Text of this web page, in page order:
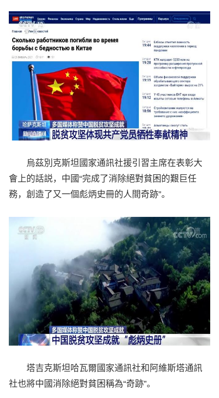
烏茲別克斯坦國家通訊社援引習主席在表彰大
會上的話説，中國“完成了消除絕對貧困的艱巨任
務，創造了又一個彪炳史冊的人間奇跡”。
塔吉克斯坦哈瓦爾國家通訊社和阿維斯塔通訊
社也將中國消除絕對貧困稱為“奇跡”。